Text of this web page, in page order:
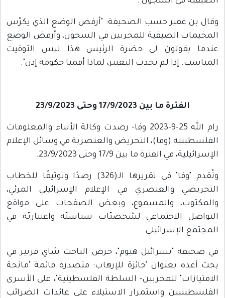
وقال بن غفير حسب الصحيفة: "أرفض الوضع الذي يكرّس
المخيمات الصيفية للمخربين في السجون، وأرفض الوضع
عندما يقولون لي حضرة الرئيس هذا ليس التوقيت
المناسب. إذا لم نحدث التغيير، لماذا أقمنا حكومة إذن".
الفترة ما بين 17/9/2023 وحتى 23/9/2023
رام الله 25-9-2023 وفا- رصدت وكالة الأنباء والمعلومات
الفلسطينية (وفا)، التحريض والعنصرية في وسائل الإعلام
الإسرائيلية، في الفترة ما بين 17/9 وحتى 23/9/2023.
وتُقدم "وفا" في تقريرها الـ(326) رصدًا وتوثيقًا للخطاب
التحريضي والعنصري في الإعلام الإسرائيلي المرئي،
والمكتوب، والمسموع، وبعض الصفحات على مواقع
التواصل الاجتماعي لشخصيّات سياسيّة واعتباريّة في
المجتمع الإسرائيلي.
في صحيفة "يسرائيل هيوم"، حرض الباحث شاي فربير في
بحث أعده بعنوان "جائزة للإرهاب: متصدرة قائمة "مانحة
الامتيازات" للمخربين- السلطة الفلسطينية"، على الأسرى
الفلسطينيين واستمرار الاستيلاء على عائدات الضرائب